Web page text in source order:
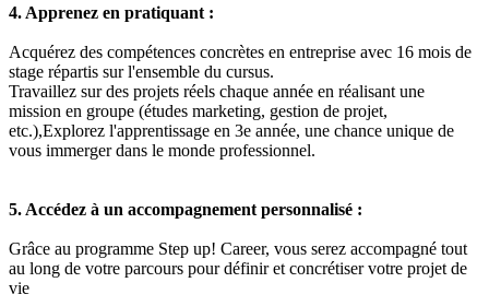
4. Apprenez en pratiquant :
Acquérez des compétences concrètes en entreprise avec 16 mois de
stage répartis sur l'ensemble du cursus.
Travaillez sur des projets réels chaque année en réalisant une
mission en groupe (études marketing, gestion de projet,
etc.),Explorez l'apprentissage en 3e année, une chance unique de
vous immerger dans le monde professionnel.
5. Accédez à un accompagnement personnalisé :
Grâce au programme Step up! Career, vous serez accompagné tout
au long de votre parcours pour définir et concrétiser votre projet de
vie